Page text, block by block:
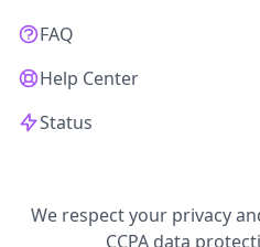
FAQ
Help Center
Status
We respect your privacy
CCPA data